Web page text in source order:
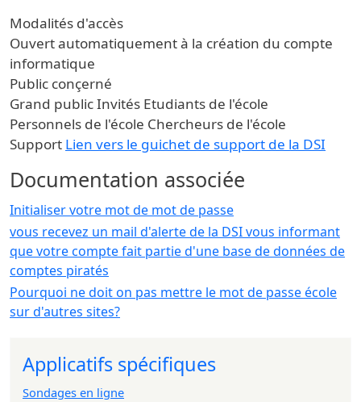
Modalités d'accès
Ouvert automatiquement à la création du compte
informatique
Public conçerné
Grand publicInvités Etudiants de l'école
Personnels de l'école Chercheurs de l'école
Support Lien vers le guichet de support de la DSI
Documentation associée
Initialiser votre mot de mot de passe
vous recevez un mail d'alerte de la DSI vous informant
que votre compte fait partie d'une base de données de
comptes piratés
Pourquoi ne doit on pas mettre le mot de passe école
sur d'autres sites?
Applicatifs spécifiques
Sondages en ligne